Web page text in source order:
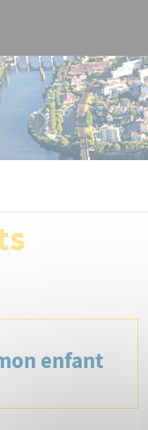
enfant